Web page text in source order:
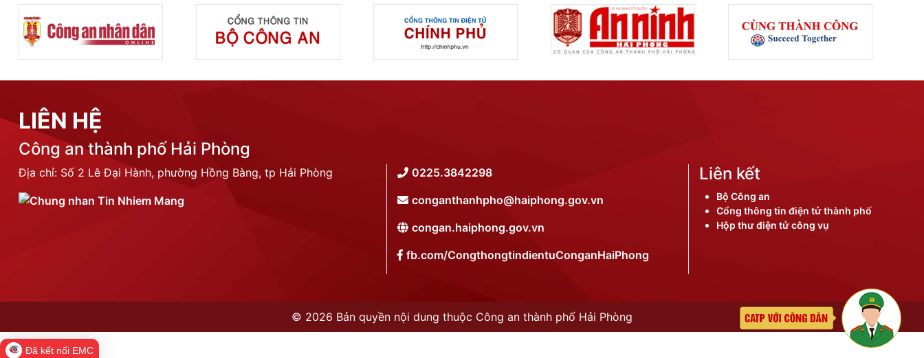
LIÊN HỆ
Công an thành phố Hải Phòng
Địa chỉ: Số 2 Lê Đại Hành, phường Hồng Bàng, tp Hải Phòng
0225.3842298
conganthanhpho@haiphong.gov.vn
congan.haiphong.gov.vn
fb.com/CongthongtindientuConganHaiPhong
Liên kết
Bộ Công an
Cổng thông tin điện tử thành phố
Hộp thư điện tử công vụ
© 2026 Bản quyền nội dung thuộc Công an thành phố Hải Phòng
Đã kết nối EMC